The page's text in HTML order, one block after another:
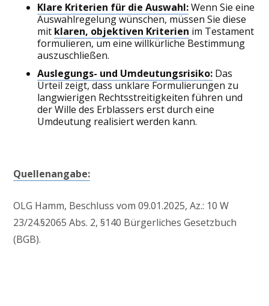
Klare Kriterien für die Auswahl:Wenn Sie eine
Auswahlregelung wünschen, müssen Sie diese
mit klaren, objektiven Kriterien im Testament
formulieren, um eine willkürliche Bestimmung
auszuschließen.
Auslegungs- und Umdeutungsrisiko: Das
Urteil zeigt, dass unklare Formulierungen zu
langwierigen Rechtsstreitigkeiten führen und
der Wille des Erblassers erst durch eine
Umdeutung realisiert werden kann.
Quellenangabe:
OLG Hamm, Beschluss vom 09.01.2025, Az.: 10 W
23/24.§2065 Abs. 2, §140 Bürgerliches Gesetzbuch
(BGB).